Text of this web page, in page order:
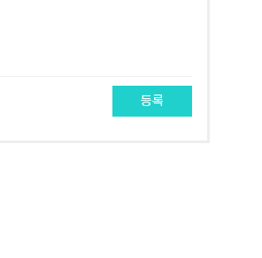
등록